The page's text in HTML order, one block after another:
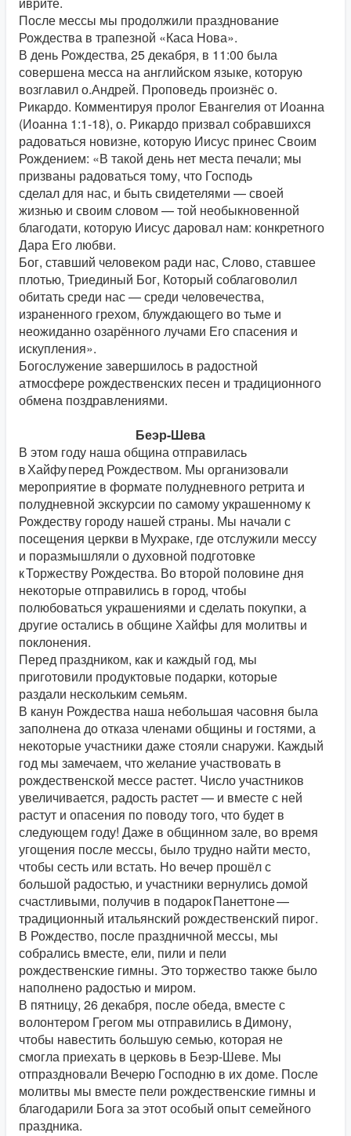
После мессы мы продолжили празднование
Рождества в трапезной «Каса Нова».
В день Рождества, 25 декабря, в 11:00 была
совершена месса на английском языке, которую
возглавил о.Андрей. Проповедь произнёс о.
Рикардо. Комментируя пролог Евангелия от Иоанна
(Иоанна 1:1-18), о. Рикардо призвал собравшихся
радоваться новизне, которую Иисус принес Своим
Рождением: «В такой день нет места печали; мы
призваны радоваться тому, что Господь
сделал для нас, и быть свидетелями — своей
жизнью и своим словом — той необыкновенной
благодати, которую Иисус даровал нам: конкретного
Дара Его любви.
Бог, ставший человеком ради нас, Слово, ставшее
плотью, Триединый Бог, Который соблаговолил
обитать среди нас — среди человечества,
израненного грехом, блуждающего во тьме и
неожиданно озарённого лучами Его спасения и
искупления».
Богослужение завершилось в радостной
атмосфере рождественских песен и традиционного
обмена поздравлениями.
Беэр-Шева
В этом году наша община отправилась
в Хайфу перед Рождеством. Мы организовали
мероприятие в формате полудневного ретрита и
полудневной экскурсии по самому украшенному к
Рождеству городу нашей страны. Мы начали с
посещения церкви в Мухраке, где отслужили мессу
и поразмышляли о духовной подготовке
к Торжеству Рождества. Во второй половине дня
некоторые отправились в город, чтобы
полюбоваться украшениями и сделать покупки, а
другие остались в общине Хайфы для молитвы и
поклонения.
Перед праздником, как и каждый год, мы
приготовили продуктовые подарки, которые
раздали нескольким семьям.
В канун Рождества наша небольшая часовня была
заполнена до отказа членами общины и гостями, а
некоторые участники даже стояли снаружи. Каждый
год мы замечаем, что желание участвовать в
рождественской мессе растет. Число участников
увеличивается, радость растет — и вместе с ней
растут и опасения по поводу того, что будет в
следующем году! Даже в общинном зале, во время
угощения после мессы, было трудно найти место,
чтобы сесть или встать. Но вечер прошёл с
большой радостью, и участники вернулись домой
счастливыми, получив в подарок Панеттоне —
традиционный итальянский рождественский пирог.
В Рождество, после праздничной мессы, мы
собрались вместе, ели, пили и пели
рождественские гимны. Это торжество также было
наполнено радостью и миром.
В пятницу, 26 декабря, после обеда, вместе с
волонтером Грегом мы отправились в Димону,
чтобы навестить большую семью, которая не
смогла приехать в церковь в Беэр-Шеве. Мы
отпраздновали Вечерю Господню в их доме. После
молитвы мы вместе пели рождественские гимны и
благодарили Бога за этот особый опыт семейного
праздника.